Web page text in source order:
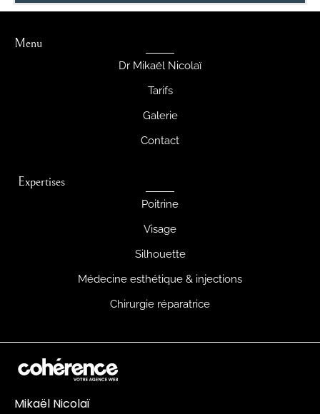
Expertises
Poitrine
Visage
Silhouette
Médecine esthétique & injections
Chirurgie réparatrice
Menu
Dr Mikaël Nicolaï
Tarifs
Galerie
Contact
Mikaël Nicolaï